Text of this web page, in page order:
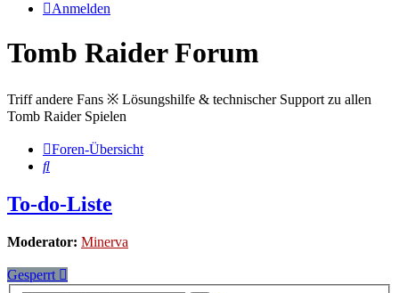
Anmelden
Tomb Raider Forum
Triff andere Fans ※ Lösungshilfe & technischer Support zu allen
Tomb Raider Spielen
Foren-Übersicht
Suche
To-do-Liste
Moderator: Minerva
Gesperrt